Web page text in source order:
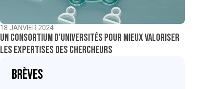
18 JANVIER 2024
Un consortium d’universités pour mieux valoriser
les expertises des chercheurs
Brèves